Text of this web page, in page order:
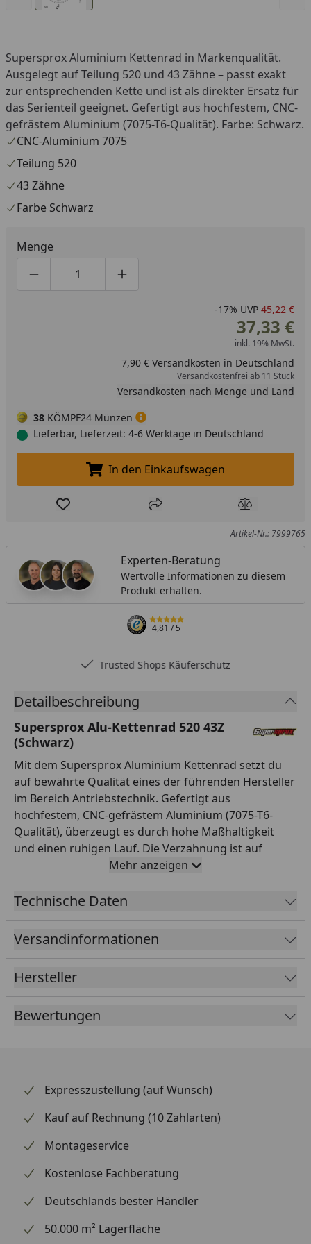
Supersprox Aluminium Kettenrad in Markenqualität.
Ausgelegt auf Teilung 520 und 43 Zähne – passt exakt
zur entsprechenden Kette und ist als direkter Ersatz für
das Serienteil geeignet. Gefertigt aus hochfestem, CNC-
gefrästem Aluminium (7075-T6-Qualität). Farbe: Schwarz.
CNC-Aluminium 7075
Teilung 520
43 Zähne
Farbe Schwarz
Menge
Produktmenge um eins verringern
Produktmenge manuell eingeben
Produktmenge um eins erhöhen
-17% UVP 45,22 €
37,33 €
inkl. 19% MwSt.
7,90 € Versandkosten in Deutschland
Versandkostenfrei ab 11 Stück
Versandkosten nach Menge und Land
38 KÖMPF24 Münzen
Lieferbar, Lieferzeit: 4-6 Werktage in Deutschland
In den Einkaufswagen legen
In den Einkaufswagen
Produkt zur Wunschliste hinzufügen
Teilen Produkt
Artikel-Nr.: 7999765
Experten-Beratung
Wertvolle Informationen zu diesem
Produkt erhalten.
4,81/ 5
Trusted Shops Käuferschutz
Detailbeschreibung
Supersprox Alu-Kettenrad 520 43Z
(Schwarz)
Mit dem Supersprox Aluminium Kettenrad setzt du
auf bewährte Qualität eines der führenden Hersteller
im Bereich Antriebstechnik. Gefertigt aus
hochfestem, CNC-gefrästem Aluminium (7075-T6-
Qualität), überzeugt es durch hohe Maßhaltigkeit
und einen ruhigen Lauf. Die Verzahnung ist auf
Teilung 520 und 43 Zähne ausgelegt und passt damit
exakt zur entsprechenden Kette. Mit einem
Innendurchmesser von 100,0 mm und einem
passgenau anstelle des Serienteils. Das Kettenrad ist
in der Farbe Schwarz ansprechend gestaltet und
profitierst du von einer direkten Kraftübertragung
und einem deutlich verbesserten Fahrgefühl.
Supersprox zählt weltweit zu den renommiertesten
Mehr anzeigen
Technische Daten
Versandinformationen
Hersteller
Bewertungen
Expresszustellung (auf Wunsch)
Kauf auf Rechnung (10 Zahlarten)
Montageservice
Kostenlose Fachberatung
Deutschlands bester Händler
50.000 m² Lagerfläche